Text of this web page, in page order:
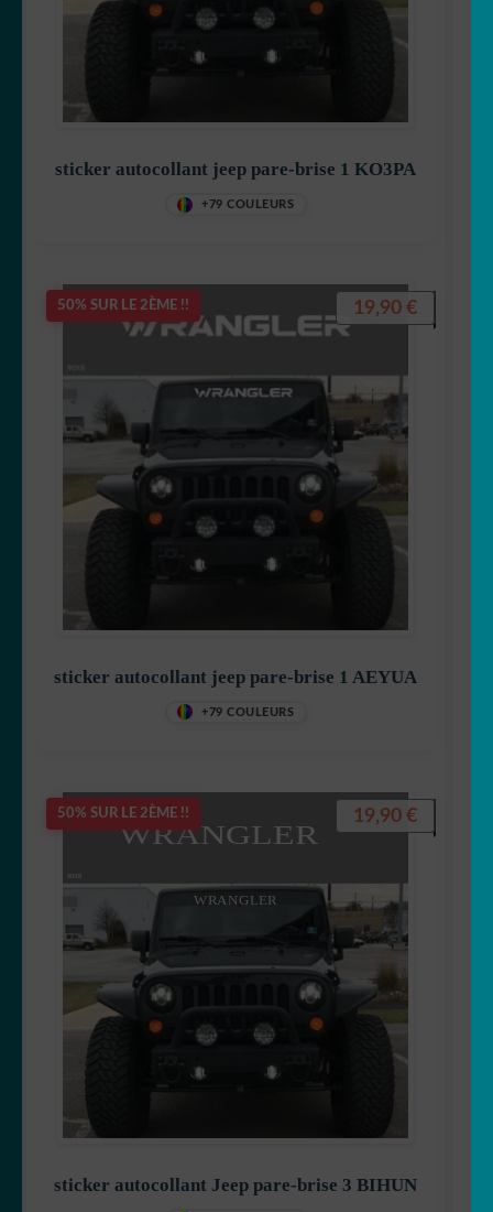
sticker autocollant jeep pare-brise 1 KO3PA
+79 COULEURS
50% SUR LE 2ÈME !!
sticker autocollant jeep pare-brise 1 AEYUA
+79 COULEURS
19,90 €
50% SUR LE 2ÈME !!
sticker autocollant Jeep pare-brise 3 BIHUN
19,90 €